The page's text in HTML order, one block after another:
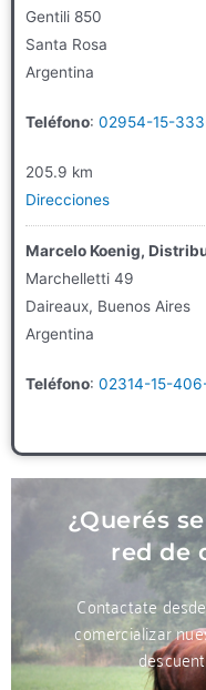
Gentili 850
Santa Rosa
Argentina
Teléfono: 02954-15-
205.9 km
Direcciones
Marcelo Koenig,
Marchelletti 49
Daireaux, Buenos Aires
Argentina
Teléfono: 02314-15-
Direcciones
Las Aguadas
Teléfono:02396 15-42-
¿Querés
red de
Contactate
comercializar